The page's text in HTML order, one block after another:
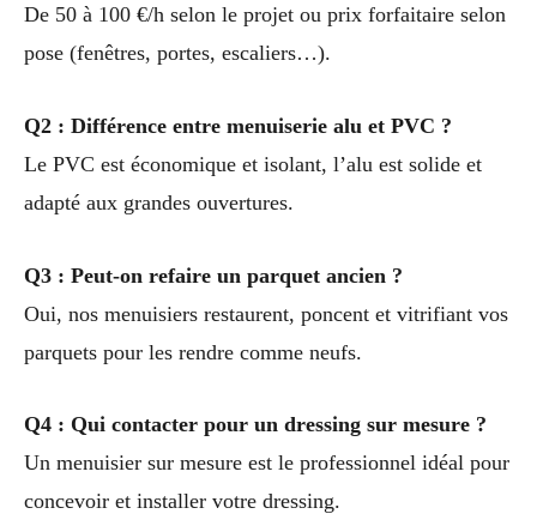
De 50 à 100 €/h selon le projet ou prix forfaitaire selon
pose (fenêtres, portes, escaliers…).
Q2 : Différence entre menuiserie alu et PVC ?
Le PVC est économique et isolant, l’alu est solide et
adapté aux grandes ouvertures.
Q3 : Peut-on refaire un parquet ancien ?
Oui, nos menuisiers restaurent, poncent et vitrifiant vos
parquets pour les rendre comme neufs.
Q4 : Qui contacter pour un dressing sur mesure ?
Un menuisier sur mesure est le professionnel idéal pour
concevoir et installer votre dressing.